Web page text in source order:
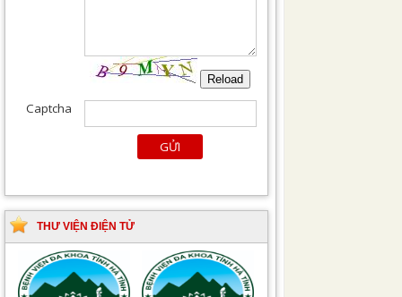
THƯ VIỆN ĐIỆN TỬ